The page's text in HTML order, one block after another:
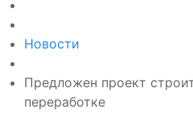
Новости
Предложен проект
переработке